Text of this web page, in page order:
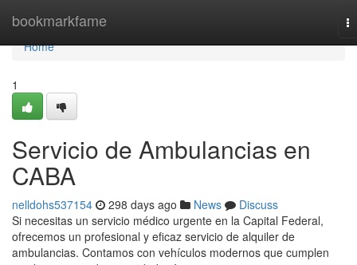
bookmarkfame
Home
Home
1
Servicio de Ambulancias en
CABA
nelldohs537154 298 days ago News
Discuss
Si necesitas un servicio médico urgente en la Capital Federal,
ofrecemos un profesional y eficaz servicio de alquiler de
ambulancias. Contamos con vehículos modernos que cumplen